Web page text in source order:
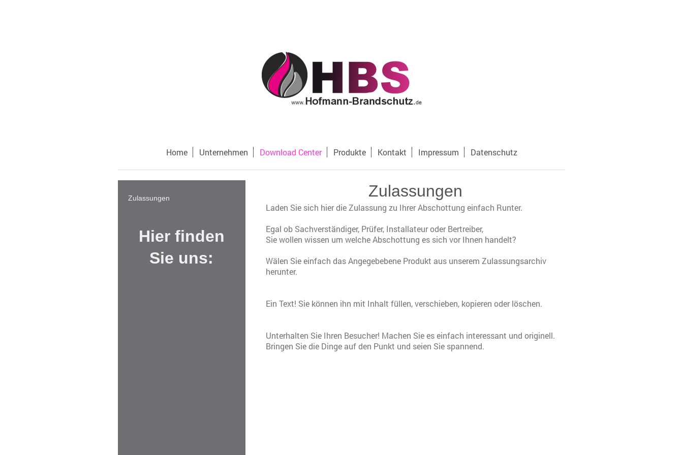
Home Unternehmen Download Center Produkte Kontakt Impressum Datenschutz
Zulassungen
Laden Sie sich hier die Zulassung zu Ihrer Abschottung einfach Runter.
Egal ob Sachverständiger, Prüfer, Installateur oder Bertreiber,
Sie wollen wissen um welche Abschottung es sich vor Ihnen handelt?
Wälen Sie einfach das Angegebebene Produkt aus unserem Zulassungsarchiv
herunter.
Ein Text! Sie können ihn mit Inhalt füllen, verschieben, kopieren oder löschen.
Unterhalten Sie Ihren Besucher! Machen Sie es einfach interessant und originell.
Bringen Sie die Dinge auf den Punkt und seien Sie spannend.
Zulassungen
Hier finden
Sie uns: